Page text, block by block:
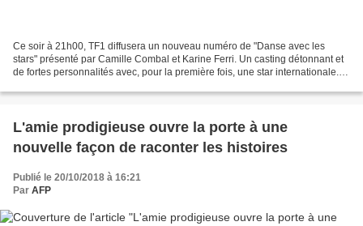
Ce soir à 21h00, TF1 diffusera un nouveau numéro de "Danse avec les
stars" présenté par Camille Combal et Karine Ferri. Un casting détonnant et
de fortes personnalités avec, pour la première fois, une star internationale.
L'amie prodigieuse ouvre la porte à une
nouvelle façon de raconter les histoires
Publié le 20/10/2018 à 16:21
Par AFP